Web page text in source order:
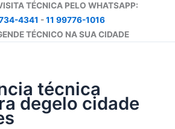
TÉCNICA PELO WHATSAPP:
4341 -11 99776-1016
TÉCNICO NA SUA CIDADE
técnica
degelo cidade